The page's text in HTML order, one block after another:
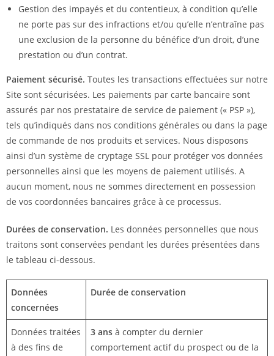
Gestion des impayés et du contentieux, à condition qu’elle
ne porte pas sur des infractions et/ou qu’elle n’entraîne pas
une exclusion de la personne du bénéfice d’un droit, d’une
prestation ou d’un contrat.
Paiement sécurisé. Toutes les transactions effectuées sur notre
Site sont sécurisées. Les paiements par carte bancaire sont
assurés par nos prestataire de service de paiement (« PSP »),
tels qu’indiqués dans nos conditions générales ou dans la page
de commande de nos produits et services. Nous disposons
ainsi d’un système de cryptage SSL pour protéger vos données
personnelles ainsi que les moyens de paiement utilisés. A
aucun moment, nous ne sommes directement en possession
de vos coordonnées bancaires grâce à ce processus.
Durées de conservation. Les données personnelles que nous
traitons sont conservées pendant les durées présentées dans
le tableau ci-dessous.
Données
concernées
Durée de conservation
Données traitées
à des fins de
3 ans à compter du dernier
comportement actif du prospect ou de la